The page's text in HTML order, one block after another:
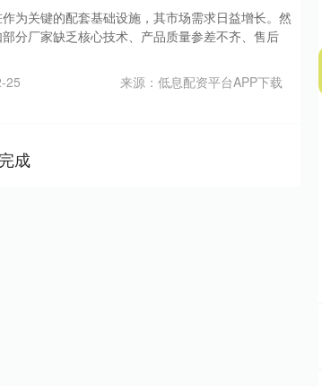
为关键的配套基础设施，其市场需求日益增长。然
分厂家缺乏核心技术、产品质量参差不齐、售后
25
来源：低息配资平台APP下载
成